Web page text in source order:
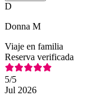
D
Donna M
Viaje en familia
Reserva verificada
5/5
Jul 2026